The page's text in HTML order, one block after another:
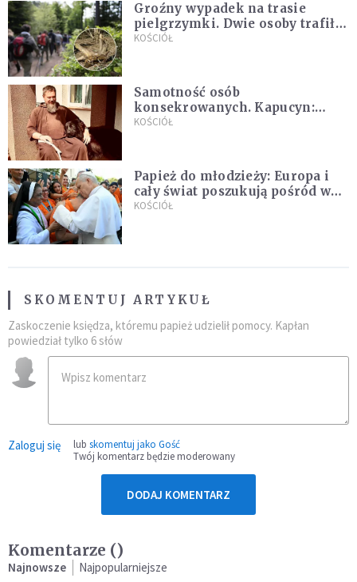
Groźny wypadek na trasie
pielgrzymki. Dwie osoby trafiły
do szpitala
KOŚCIÓŁ
Samotność osób
konsekrowanych. Kapucyn:
Życie w pojedynkę rzadko jest
KOŚCIÓŁ
Papież do młodzieży: Europa i
cały świat poszukują pośród was
nowych świętych
KOŚCIÓŁ
SKOMENTUJ ARTYKUŁ
Zaskoczenie księdza, któremu papież udzielił pomocy. Kapłan
powiedział tylko 6 słów
Zaloguj się lub skomentuj jako Gość
Twój komentarz będzie moderowany
DODAJ KOMENTARZ
Komentarze ()
Najnowsze Najpopularniejsze